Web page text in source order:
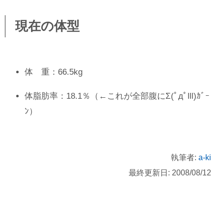
現在の体型
体 重：66.5kg
体脂肪率：18.1％（←これが全部腹にΣ(ﾟдﾟlll)ｶﾞｰ
ﾝ）
執筆者: a-ki
最終更新日: 2008/08/12